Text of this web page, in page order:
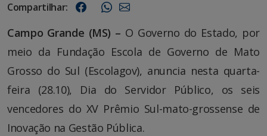
Compartilhar:
Campo Grande (MS) – O Governo do Estado, por
meio da Fundação Escola de Governo de Mato
Grosso do Sul (Escolagov), anuncia nesta quarta-
feira (28.10), Dia do Servidor Público, os seis
vencedores do XV Prêmio Sul-mato-grossense de
Inovação na Gestão Pública.